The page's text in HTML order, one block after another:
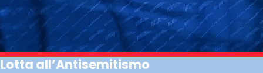
Lotta all’Antisemitismo